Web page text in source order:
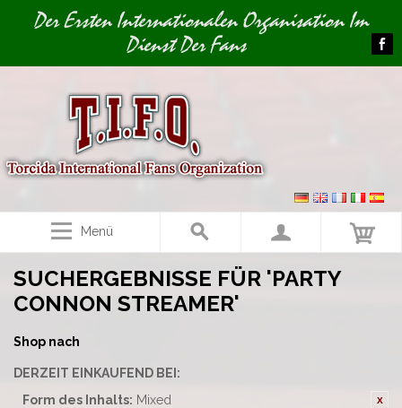
Image 01Der Ersten Internationalen Organisation Im
Dienst Der Fans
Menü
SUCHERGEBNISSE FÜR 'PARTY
CONNON STREAMER'
Shop nach
DERZEIT EINKAUFEND BEI:
Form des Inhalts: Mixed